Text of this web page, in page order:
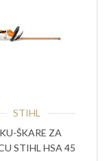
STIHL
ŠKARE ZA
STIHL HSA 45